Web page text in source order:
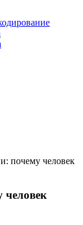
почему человек
человек